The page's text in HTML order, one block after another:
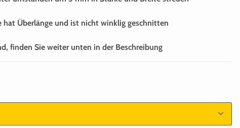
hat Überlänge und ist nicht winklig geschnitten
finden Sie weiter unten in der Beschreibung